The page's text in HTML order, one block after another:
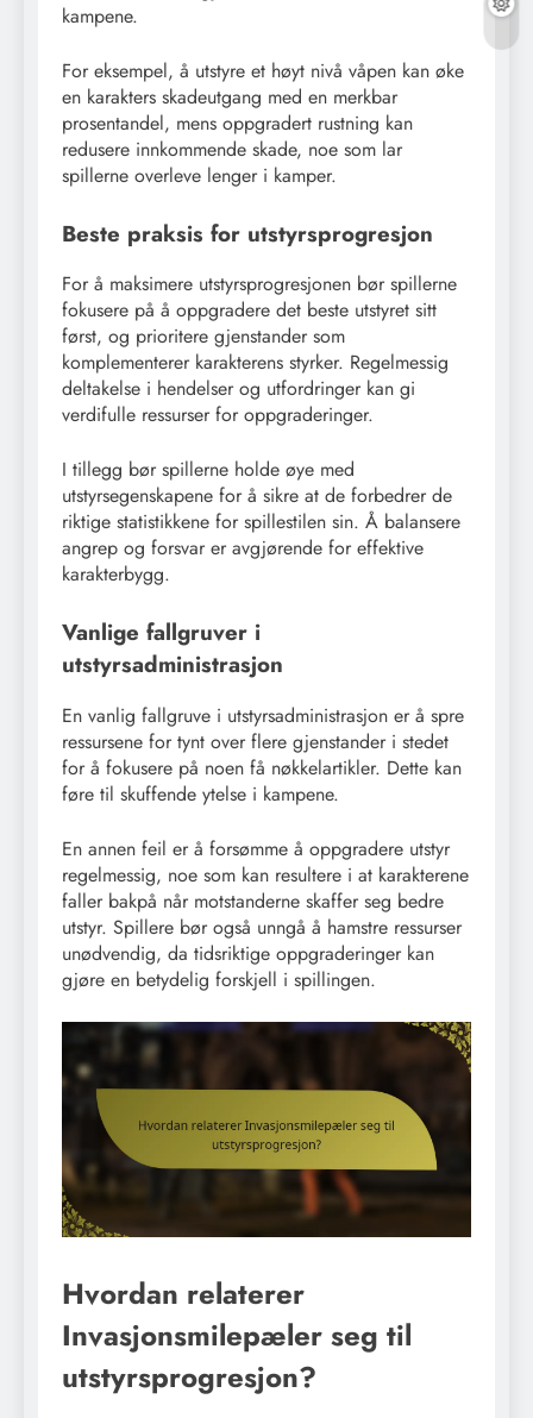
kampene.
For eksempel, å utstyre et høyt nivå våpen kan øke
en karakters skadeutgang med en merkbar
prosentandel, mens oppgradert rustning kan
redusere innkommende skade, noe som lar
spillerne overleve lenger i kamper.
Beste praksis for utstyrsprogresjon
For å maksimere utstyrsprogresjonen bør spillerne
fokusere på å oppgradere det beste utstyret sitt
først, og prioritere gjenstander som
komplementerer karakterens styrker. Regelmessig
deltakelse i hendelser og utfordringer kan gi
verdifulle ressurser for oppgraderinger.
I tillegg bør spillerne holde øye med
utstyrsegenskapene for å sikre at de forbedrer de
riktige statistikkene for spillestilen sin. Å balansere
angrep og forsvar er avgjørende for effektive
karakterbygg.
Vanlige fallgruver i
utstyrsadministrasjon
En vanlig fallgruve i utstyrsadministrasjon er å spre
ressursene for tynt over flere gjenstander i stedet
for å fokusere på noen få nøkkelartikler. Dette kan
føre til skuffende ytelse i kampene.
En annen feil er å forsømme å oppgradere utstyr
regelmessig, noe som kan resultere i at karakterene
faller bakpå når motstanderne skaffer seg bedre
utstyr. Spillere bør også unngå å hamstre ressurser
unødvendig, da tidsriktige oppgraderinger kan
gjøre en betydelig forskjell i spillingen.
Hvordan relaterer
Invasjonsmilepæler seg til
utstyrsprogresjon?